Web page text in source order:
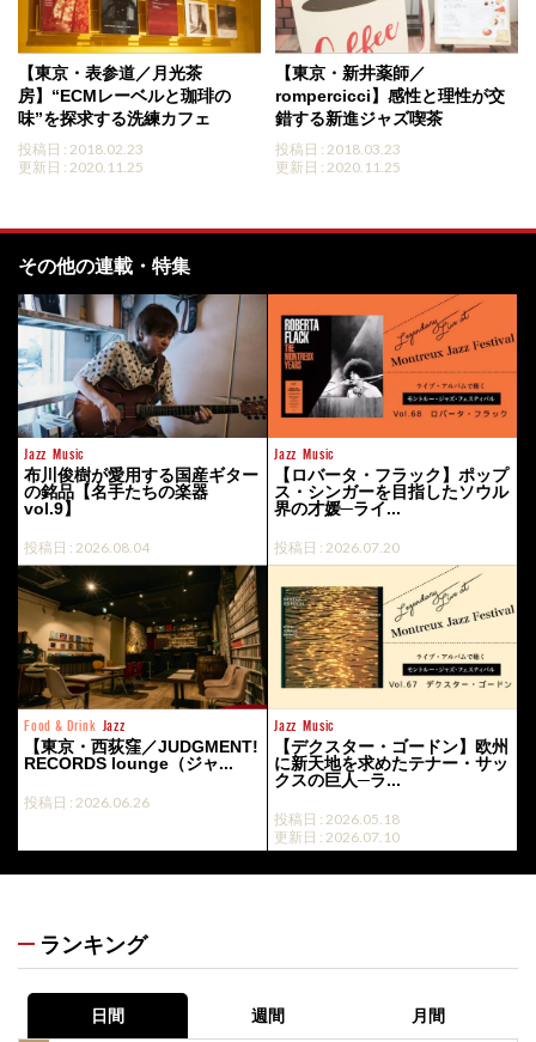
【東京・表参道／月光茶
房】“ECMレーベルと珈琲の
味”を探求する洗練カフェ
投稿日 : 2018.02.23
更新日 : 2020.11.25
【東京・新井薬師／
rompercicci】感性と理性が交
錯する新進ジャズ喫茶
投稿日 : 2018.03.23
更新日 : 2020.11.25
その他の連載・特集
Jazz Music
布川俊樹が愛用する国産ギター
の銘品【名手たちの楽器
vol.9】
投稿日 : 2026.08.04
Jazz Music
【ロバータ・フラック】ポップ
ス・シンガーを目指したソウル
界の才媛─ライ...
投稿日 : 2026.07.20
Food & Drink Jazz
【東京・西荻窪／JUDGMENT!
RECORDS lounge（ジャ...
投稿日 : 2026.06.26
Jazz Music
【デクスター・ゴードン】欧州
に新天地を求めたテナー・サッ
クスの巨人─ラ...
投稿日 : 2026.05.18
更新日 : 2026.07.10
ランキング
日間 週間 月間